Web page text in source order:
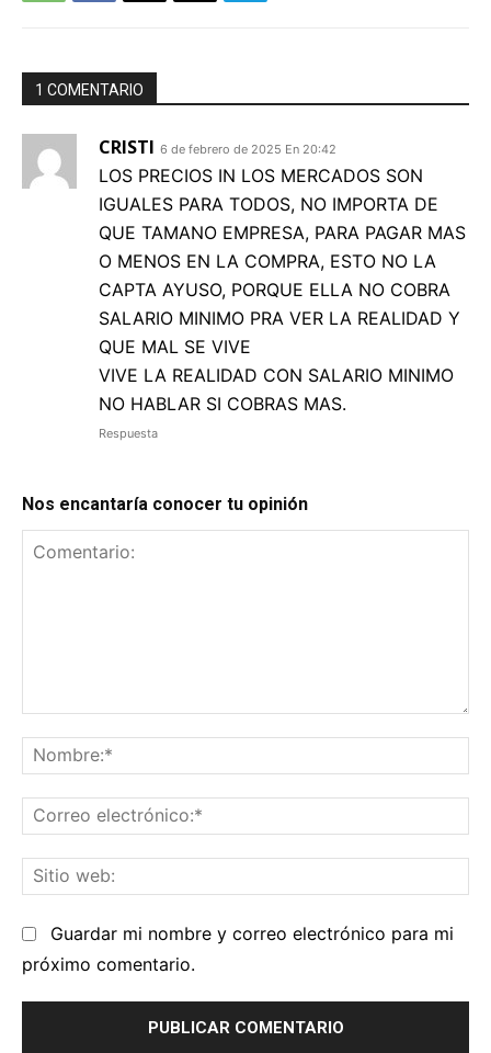
1 COMENTARIO
CRISTI 6 de febrero de 2025 En 20:42
LOS PRECIOS IN LOS MERCADOS SON
IGUALES PARA TODOS, NO IMPORTA DE
QUE TAMANO EMPRESA, PARA PAGAR MAS
O MENOS EN LA COMPRA, ESTO NO LA
CAPTA AYUSO, PORQUE ELLA NO COBRA
SALARIO MINIMO PRA VER LA REALIDAD Y
QUE MAL SE VIVE
VIVE LA REALIDAD CON SALARIO MINIMO
NO HABLAR SI COBRAS MAS.
Respuesta
Nos encantaría conocer tu opinión
Guardar mi nombre y correo electrónico para mi
próximo comentario.